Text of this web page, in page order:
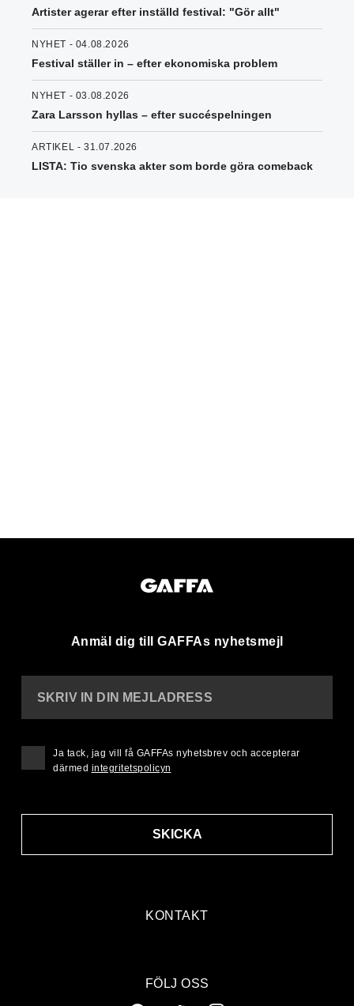
Artister agerar efter inställd festival: "Gör allt"
NYHET - 04.08.2026
Festival ställer in – efter ekonomiska problem
NYHET - 03.08.2026
Zara Larsson hyllas – efter succéspelningen
ARTIKEL - 31.07.2026
LISTA: Tio svenska akter som borde göra comeback
Anmäl dig till GAFFAs nyhetsmejl
KONTAKT
SKRIV IN DIN MEJLADRESS
SKICKA
Ja tack, jag vill få GAFFAs nyhetsbrev och accepterar
därmed integritetspolicyn
FÖLJ OSS